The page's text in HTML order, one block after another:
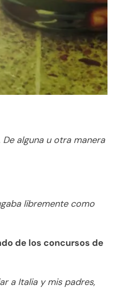
alguna u otra manera
libremente como
de los concursos de
a Italia y mis padres,